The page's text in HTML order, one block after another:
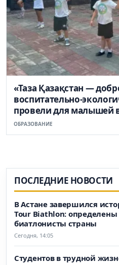
«Таза Қазақстан —
воспитательно-
провели для малышей
ОБРАЗОВАНИЕ
ПОСЛЕДНИЕ НОВОСТИ
В Астане завершился
Tour Biathlon:
биатлонисты страны
Сегодня, 14:05
Студентов в трудной